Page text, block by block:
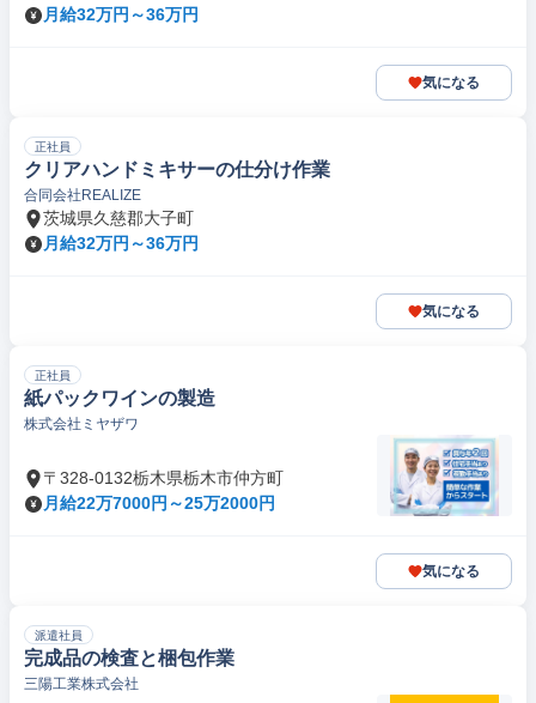
月給32万円～36万円
気になる
正社員
クリアハンドミキサーの仕分け作業
合同会社REALIZE
茨城県久慈郡大子町
月給32万円～36万円
気になる
正社員
紙パックワインの製造
株式会社ミヤザワ
〒328-0132栃木県栃木市仲方町
月給22万7000円～25万2000円
気になる
派遣社員
完成品の検査と梱包作業
三陽工業株式会社